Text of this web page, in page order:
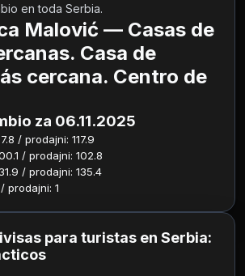
en toda Serbia.
Malović — Casas de
Casa de
cercana. Centro de
za 06.11.2025
/ prodajni: 117.9
/ prodajni: 102.8
/ prodajni: 135.4
prodajni: 1
para turistas en Serbia: